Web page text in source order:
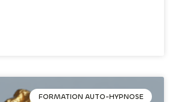
FORMATION AUTO-HYPNOSE